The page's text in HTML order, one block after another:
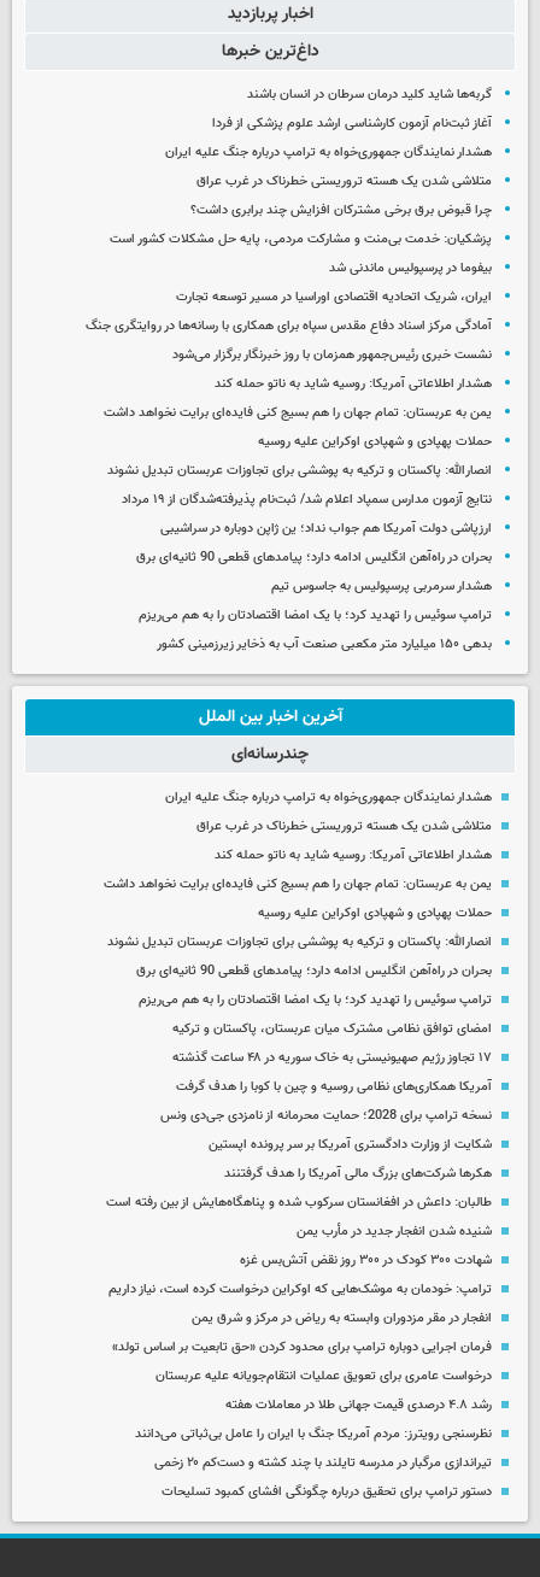
اخبار پربازدید
داغ‌ترین خبرها
گربه‌ها شاید کلید درمان سرطان در انسان باشند
آغاز ثبت‌نام‌ آزمون کارشناسی ارشد علوم پزشکی از فردا
هشدار نمایندگان جمهوری‌خواه به ترامپ درباره جنگ علیه ایران
متلاشی شدن یک هسته تروریستی خطرناک در غرب عراق
چرا قبوض برق برخی مشترکان افزایش چند برابری داشت؟
پزشکیان: خدمت بی‌منت و مشارکت مردمی، پایه حل مشکلات کشور است
بیفوما در پرسپولیس ماندنی شد
ایران، شریک اتحادیه اقتصادی اوراسیا در مسیر توسعه تجارت
آمادگی مرکز اسناد دفاع مقدس سپاه برای همکاری با رسانه‌ها در روایتگری جنگ
نشست خبری رئیس‌جمهور همزمان با روز خبرنگار برگزار می‌شود
هشدار اطلاعاتی آمریکا: روسیه شاید به ناتو حمله کند
یمن به عربستان: تمام جهان را هم بسیج کنی فایده‌ای برایت نخواهد داشت
حملات پهپادی و شهپادی اوکراین علیه روسیه
انصارالله: پاکستان و ترکیه به پوششی برای تجاوزات عربستان تبدیل نشوند
نتایج آزمون مدارس سمپاد اعلام شد/ ثبت‌نام پذیرفته‌شدگان از ۱۹ مرداد
ارزپاشی دولت آمریکا هم جواب نداد؛ ین ژاپن دوباره در سراشیبی
بحران در راه‌آهن انگلیس ادامه دارد؛ پیامدهای قطعی 90 ثانیه‌ای برق
هشدار سرمربی پرسپولیس به جاسوس تیم
ترامپ سوئیس را تهدید کرد؛ با یک امضا اقتصادتان را به هم می‌ریزم
بدهی ۱۵۰ میلیارد متر مکعبی صنعت آب به ذخایر زیرزمینی کشور
آخرین اخبار بین الملل
چندرسانه‌ای
هشدار نمایندگان جمهوری‌خواه به ترامپ درباره جنگ علیه ایران
متلاشی شدن یک هسته تروریستی خطرناک در غرب عراق
هشدار اطلاعاتی آمریکا: روسیه شاید به ناتو حمله کند
یمن به عربستان: تمام جهان را هم بسیج کنی فایده‌ای برایت نخواهد داشت
حملات پهپادی و شهپادی اوکراین علیه روسیه
انصارالله: پاکستان و ترکیه به پوششی برای تجاوزات عربستان تبدیل نشوند
بحران در راه‌آهن انگلیس ادامه دارد؛ پیامدهای قطعی 90 ثانیه‌ای برق
ترامپ سوئیس را تهدید کرد؛ با یک امضا اقتصادتان را به هم می‌ریزم
امضای توافق نظامی مشترک میان عربستان، پاکستان و ترکیه
۱۷ تجاوز رژیم صهیونیستی به خاک سوریه در ۴۸ ساعت گذشته
آمریکا همکاری‌های نظامی روسیه و چین با کوبا را هدف گرفت
نسخه ترامپ برای 2028؛ حمایت محرمانه از نامزدی جی‌دی ونس
شکایت از وزارت دادگستری آمریکا بر سر پرونده اپستین
هکرها شرکت‌های بزرگ مالی آمریکا را هدف گرفتنند
طالبان: داعش در افغانستان سرکوب شده و پناهگاه‌هایش از بین رفته است
شنیده شدن انفجار جدید در مأرب یمن
شهادت ۳۰۰ کودک در ۳۰۰ روز نقض آتش‌بس غزه
ترامپ: خودمان به موشک‌هایی که اوکراین درخواست کرده است، نیاز داریم
انفجار در مقر مزدوران وابسته به ریاض در مرکز و شرق یمن
فرمان اجرایی دوباره ترامپ برای محدود کردن «حق تابعیت بر اساس تولد»
درخواست عامری برای تعویق عملیات انتقام‌جویانه علیه عربستان
رشد ۴.۸ درصدی قیمت جهانی طلا در معاملات هفته
نظرسنجی رویترز: مردم آمریکا جنگ با ایران را عامل بی‌ثباتی می‌دانند
تیراندازی مرگبار در مدرسه‌ تایلند با چند کشته و دست‌کم ۲۰ زخمی
دستور ترامپ برای تحقیق درباره چگونگی افشای کمبود تسلیحات